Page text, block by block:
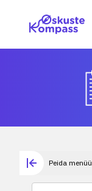
Peida menüü